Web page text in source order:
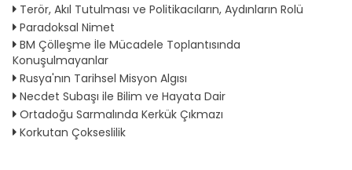
Terör, Akıl Tutulması ve Politikacıların, Aydınların Rolü
Paradoksal Nimet
BM Çölleşme İle Mücadele Toplantısında
Konuşulmayanlar
Rusya'nın Tarihsel Misyon Algısı
Necdet Subaşı ile Bilim ve Hayata Dair
Ortadoğu Sarmalında Kerkük Çıkmazı
Korkutan Çokseslilik